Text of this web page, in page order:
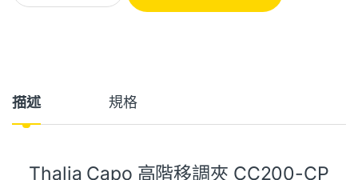
描述 規格
Thalia Capo 高階移調夾 CC200-CP